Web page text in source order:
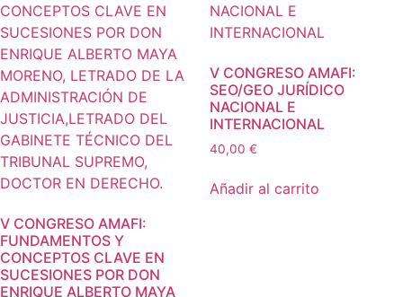
V CONGRESO AMAFI:
FUNDAMENTOS Y
CONCEPTOS CLAVE EN
SUCESIONES POR DON
ENRIQUE ALBERTO MAYA
V CONGRESO AMAFI:
SEO/GEO JURÍDICO
NACIONAL E
INTERNACIONAL
40,00 €
Añadir al carrito